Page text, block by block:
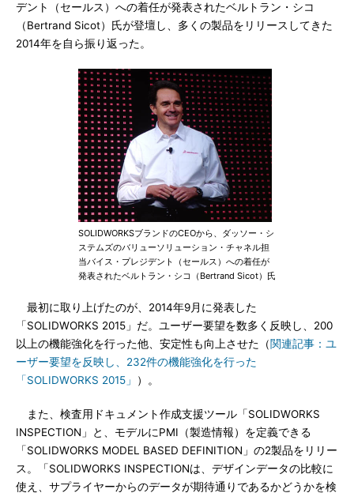
デント（セールス）への着任が発表されたベルトラン・シコ
（Bertrand Sicot）氏が登壇し、多くの製品をリリースしてきた
2014年を自ら振り返った。
SOLIDWORKSブランドのCEOから、ダッソー・シ
ステムズのバリューソリューション・チャネル担
当バイス・プレジデント（セールス）への着任が
発表されたベルトラン・シコ（Bertrand Sicot）氏
最初に取り上げたのが、2014年9月に発表した
「SOLIDWORKS 2015」だ。ユーザー要望を数多く反映し、200
以上の機能強化を行った他、安定性も向上させた（関連記事：ユ
ーザー要望を反映し、232件の機能強化を行った
「SOLIDWORKS 2015」
）。
また、検査用ドキュメント作成支援ツール「SOLIDWORKS
INSPECTION」と、モデルにPMI（製造情報）を定義できる
「SOLIDWORKS MODEL BASED DEFINITION」の2製品をリリー
ス。「SOLIDWORKS INSPECTIONは、デザインデータの比較に
使え、サプライヤーからのデータが期待通りであるかどうかを検